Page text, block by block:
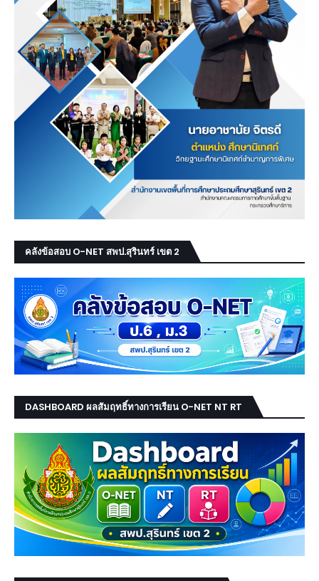
คลังข้อสอบ O-NET สพป.สุรินทร์ เขต 2
DASHBOARD ผลสัมฤทธิ์ทางการเรียน O-NET NT RT